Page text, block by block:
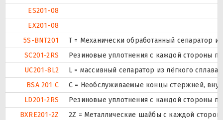
ES201-08
EX201-08
5S-BNT201
T = Механически обработанный сепаратор
SC201-2RS
Резиновые уплотнения с каждой стороны
UC201-8L2
L = массивный сепаратор из лёгкого сплава.
BSA 201 C
С = Необслуживаемые концы стержней,
LD201-2RS
Резиновые уплотнения с каждой стороны
BXRE201-2Z
2Z = Металлические шайбы с каждой